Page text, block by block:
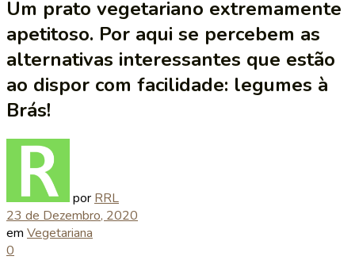
Um prato vegetariano extremamente
apetitoso. Por aqui se percebem as
alternativas interessantes que estão
ao dispor com facilidade: legumes à
Brás!
por RRL
23 de Dezembro, 2020
em Vegetariana
0